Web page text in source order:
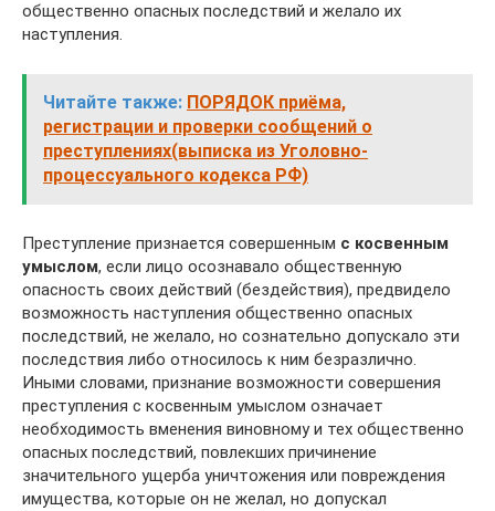
общественно опасных последствий и желало их
наступления.
Читайте также: ПОРЯДОК приёма,
регистрации и проверки сообщений о
преступлениях(выписка из Уголовно-
процессуального кодекса РФ)
Преступление признается совершенным с косвенным
умыслом, если лицо осознавало общественную
опасность своих действий (бездействия), предвидело
возможность наступления общественно опасных
последствий, не желало, но сознательно допускало эти
последствия либо относилось к ним безразлично.
Иными словами, признание возможности совершения
преступления с косвенным умыслом означает
необходимость вменения виновному и тех общественно
опасных последствий, повлекших причинение
значительного ущерба уничтожения или повреждения
имущества, которые он не желал, но допускал